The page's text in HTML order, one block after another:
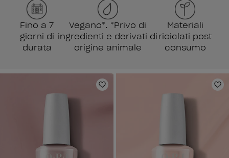
Fino a 7
giorni di
durata
Vegano*. *Privo di
ingredienti e derivati di
origine animale
Materiali
riciclati post
consumo
Aggiungi alla lista dei desideri